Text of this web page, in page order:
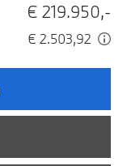
€ 219.950,-
€ 2.503,92